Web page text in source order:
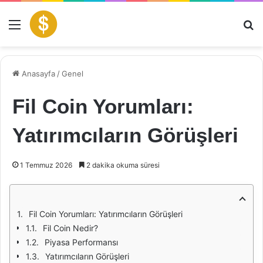
Menü
Anasayfa /Genel
Fil Coin Yorumları:
Yatırımcıların Görüşleri
1 Temmuz 2026 2 dakika okuma süresi
Fil Coin Yorumları: Yatırımcıların Görüşleri
Fil Coin Nedir?
Piyasa Performansı
Yatırımcıların Görüşleri